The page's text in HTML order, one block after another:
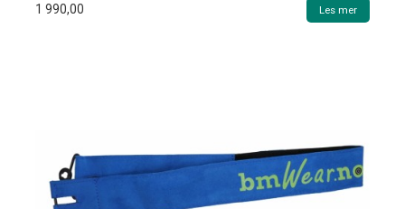
1 990,00 Les mer